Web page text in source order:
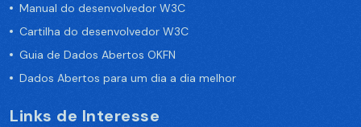
Manual do desenvolvedor W3C
Cartilha do desenvolvedor W3C
Guia de Dados Abertos OKFN
Dados Abertos para um dia a dia melhor
Links de Interesse